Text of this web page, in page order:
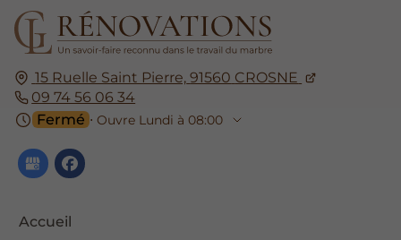
15 Ruelle Saint Pierre, 91560 CROSNE
09 74 56 06 34
Fermé ⋅ Ouvre Lundi à 08:00
Accueil